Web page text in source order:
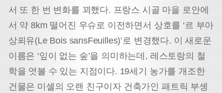
서 또 한 번 변화를 꾀했다. 프랑스 시골 마을 로안에
서 약 8km 떨어진 우슈로 이전하면서 상호를 ‘르 부아
상푀유(Le Bois sansFeuilles)’로 변경했다. 이 새로운
이름은 ‘잎이 없는 숲’을 의미하는데, 레스토랑의 철
학을 엿볼 수 있는 지점이다. 19세기 농가를 개조한
건물은 미셸의 오랜 친구이자 건축가인 패트릭 부솅